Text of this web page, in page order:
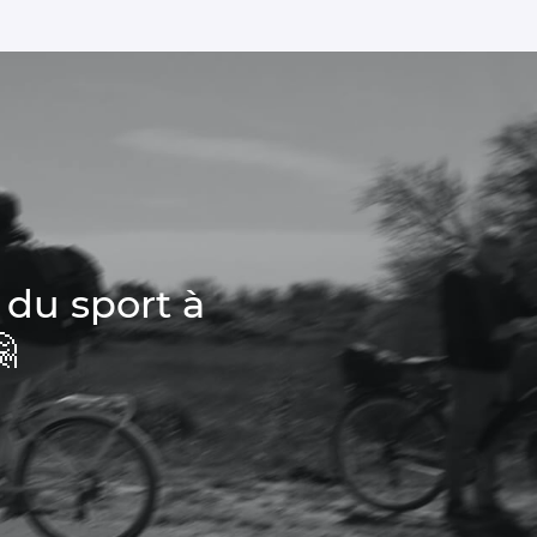
sport à